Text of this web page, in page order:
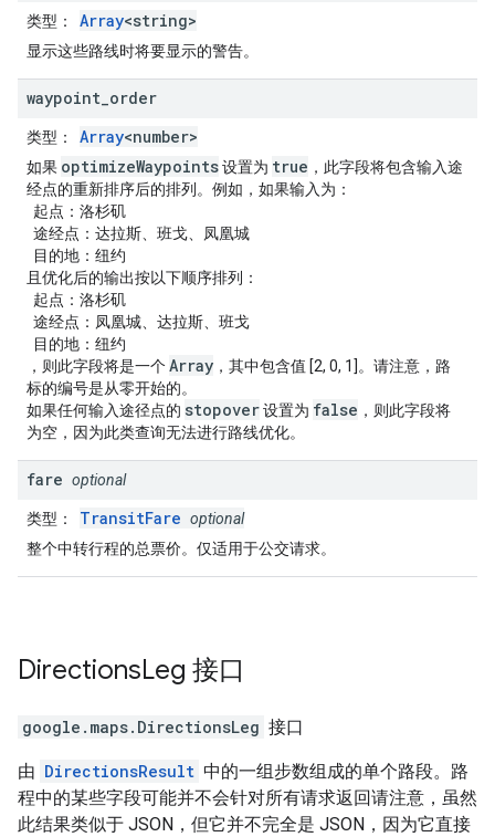
类型 ： Array<string>
显示这些路线时将要显示的警告。
waypoint order
类型 ： Array<number>
如果 optimizeWaypoints设置为 true ，此字段将包含输入途
经点的重新排序后的排列。例如，如果输入为：
起点：洛杉矶
途经点：达拉斯、班戈、凤凰城
目的地：纽约
且优化后的输出按以下顺序排列：
起点：洛杉矶
途经点：凤凰城、达拉斯、班戈
目的地：纽约
，则此字段将是一个Array ，其中包含值 [2, 0, 1]。请注意，路
标的编号是从零开始的。
如果任何输入途径点的 stopover设置为 false ，则此字段将
为空，因为此类查询无法进行路线优化。
fare optional
类型 ： TransitFare optional
整个中转行程的总票价。仅适用于公交请求。
DirectionsLeg 接口
google.maps. DirectionsLeg 接口
由 DirectionsResult 中的一组步数组成的单个路段。路
程中的某些字段可能并不会针对所有请求返回请注意，虽然
此结果类似于 JSON，但它并不完全是 JSON，因为它直接